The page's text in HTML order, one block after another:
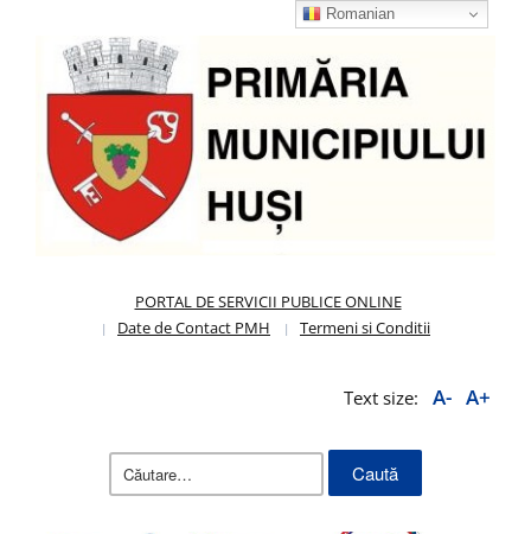
PORTAL DE SERVICII PUBLICE ONLINE
Date de Contact PMH
Termeni si Conditii
Text size: A- A+
Caută
Romanian